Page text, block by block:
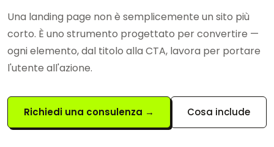
Una landing page non è semplicemente un sito più
corto. È uno strumento progettato per convertire —
ogni elemento, dal titolo alla CTA, lavora per portare
l'utente all'azione.
Richiedi una consulenza → Cosa include